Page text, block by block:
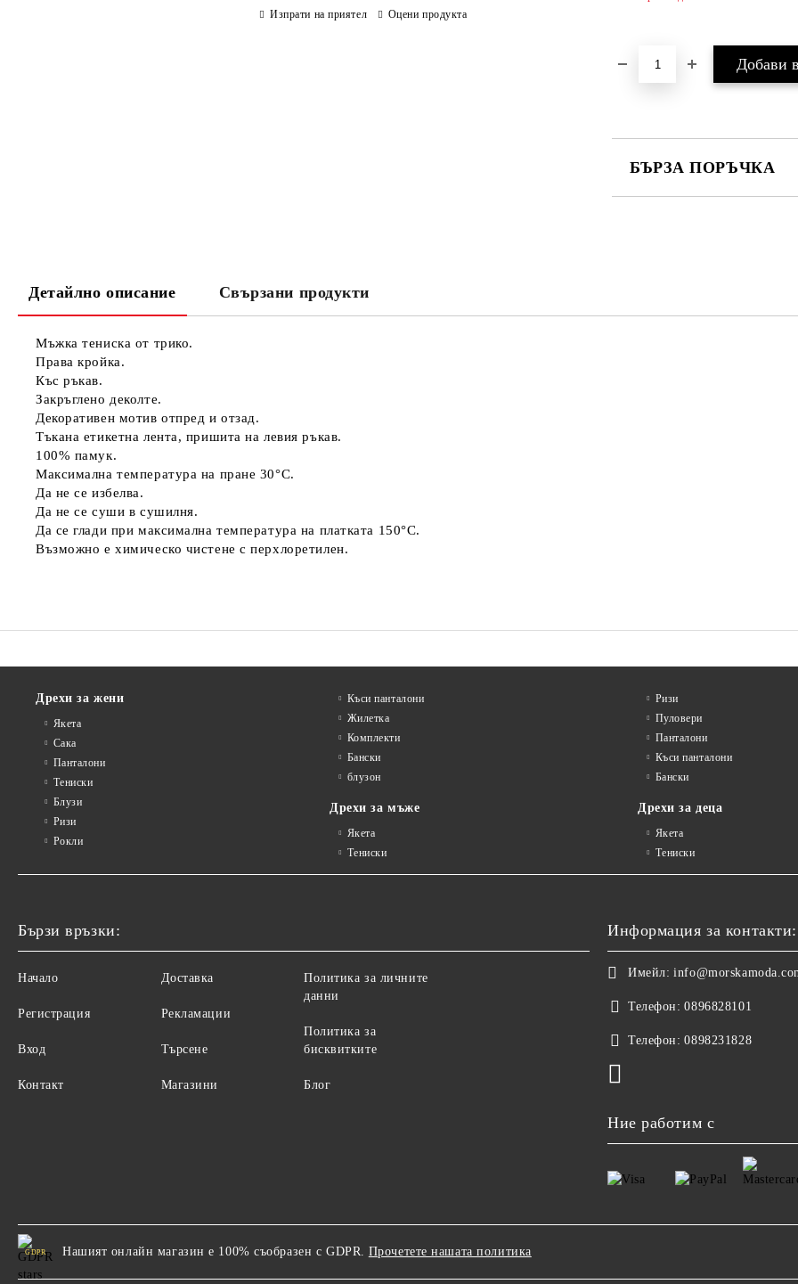
БЪРЗА ПОРЪЧКА
Изпрати на приятел Оцени продукта
Детайлно описание Свързани продукти
Мъжка тениска от трико.
Права кройка.
Къс ръкав.
Закръглено деколте.
Декоративен мотив отпред и отзад.
Тъкана етикетна лента, пришита на левия ръкав.
100% памук.
Максимална температура на пране 30°C.
Да не се избелва.
Да не се суши в сушилня.
Да се глади при максимална температура на платката 150°C.
Възможно е химическо чистене с перхлоретилен.
Дрехи за жени
Якета
Сакa
Панталони
Тениски
Блузи
Ризи
Рокли
Къси панталони
Жилетка
Комплекти
Бански
блузон
Дрехи за мъже
Якета
Тениски
Ризи
Пуловери
Панталони
Къси панталони
Бански
Дрехи за деца
Якета
Тениски
Бързи връзки:
Начало
Регистрация
Вход
Контакт
Доставка
Рекламации
Търсене
Магазини
Политика за личните
данни
Политика за
бисквитките
Блог
Информация за контакти:
Имейл:
Телефон: 0896828101
Телефон: 0898231828
Ние работим с
GDPR Нашият онлайн магазин е 100% съобразен с GDPR. Прочетете нашата политика